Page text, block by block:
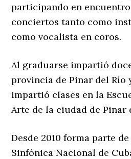
participando en
conciertos tanto como
como vocalista en coros.
Al graduarse impartió
provincia de Pinar del Río
impartió clases en la
Arte de la ciudad de Pinar
Desde 2010 forma parte
Sinfónica Nacional de